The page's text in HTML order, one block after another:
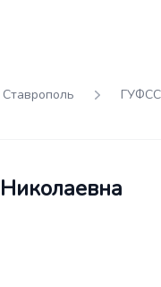
Ставрополь